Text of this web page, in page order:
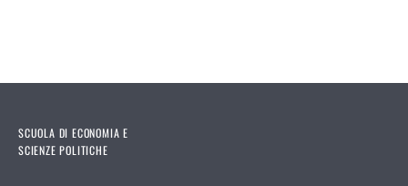
SCUOLA DI ECONOMIA E
SCIENZE POLITICHE